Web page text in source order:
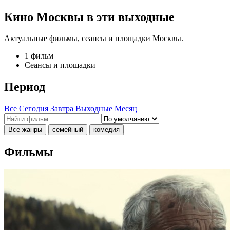
Кино Москвы в эти выходные
Актуальные фильмы, сеансы и площадки Москвы.
1 фильм
Сеансы и площадки
Период
Все Сегодня Завтра Выходные Месяц
Все жанры семейный комедия
Фильмы